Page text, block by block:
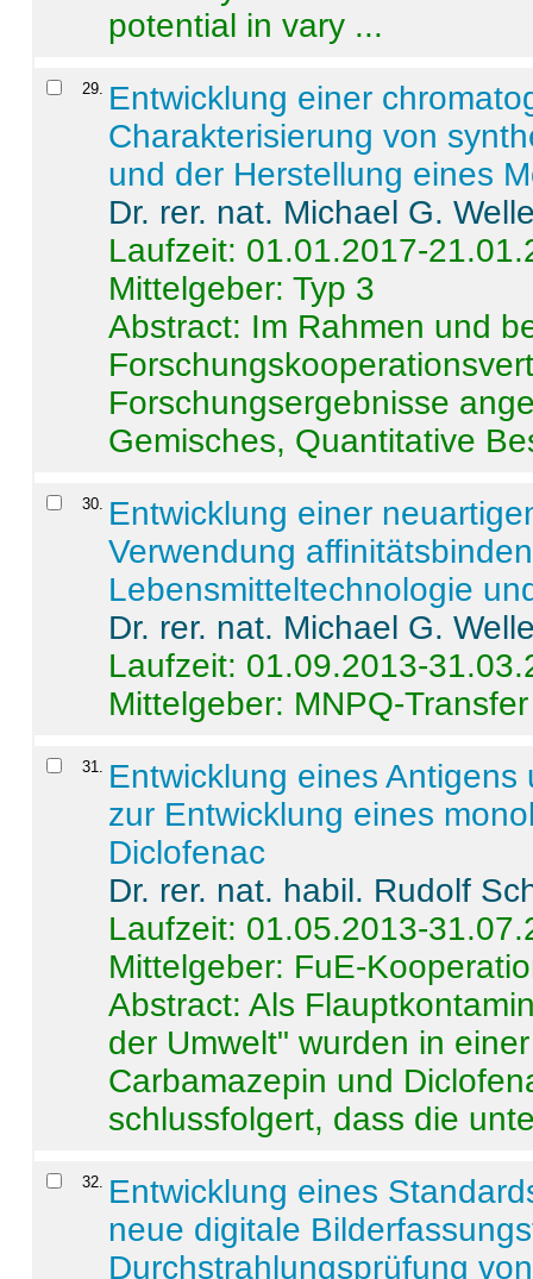
potential in vary ...
29. Entwicklung einer
Charakterisierung von
und der Herstellung eines
Dr. rer. nat. Michael G.
Laufzeit: 01.01.2017-
Mittelgeber: Typ 3
Abstract: Im Rahmen und
Forschungsergebnisse
Gemisches, Quantitative
30. Entwicklung einer
Verwendung
Lebensmitteltechnologie
Dr. rer. nat. Michael G.
Laufzeit: 01.09.2013-
Mittelgeber: MNPQ-Transfer
31. Entwicklung eines
zur Entwicklung eines
Diclofenac
Dr. rer. nat. habil. Rudolf
Laufzeit: 01.05.2013-
Mittelgeber: FuE-
Abstract:Als
der Umwelt" wurden in
Carbamazepin und
schlussfolgert, dass die
32. Entwicklung eines
neue digitale
Durchstrahlungsprüfung